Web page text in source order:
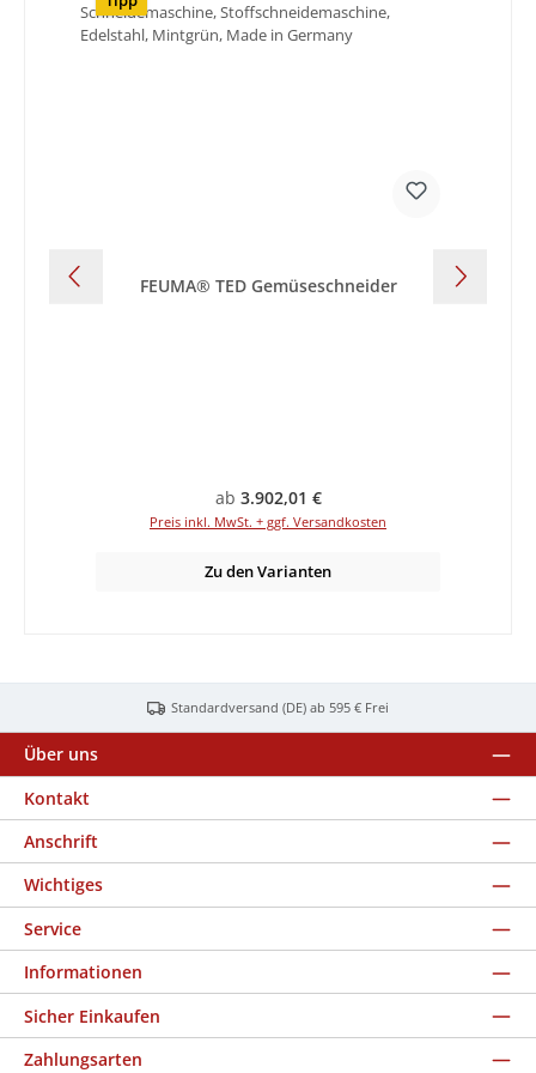
FEUMA® TED Gemüseschneider
Regulärer Preis:
ab 3.902,01 €
Preis inkl. MwSt. + ggf. Versandkosten
Zu den Varianten
Standardversand (DE) ab 595 € Frei
Über uns
Kontakt
Anschrift
Wichtiges
Service
Informationen
Sicher Einkaufen
Zahlungsarten